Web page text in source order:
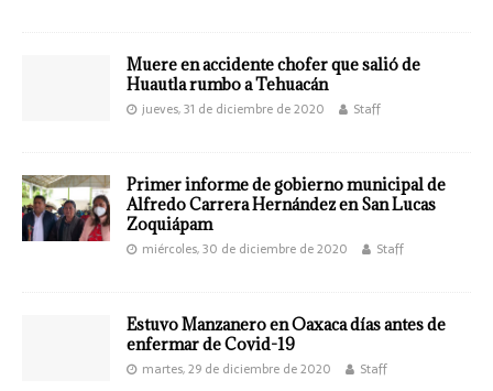
Muere en accidente chofer que salió de
Huautla rumbo a Tehuacán
jueves, 31 de diciembre de 2020 Staff
Primer informe de gobierno municipal de
Alfredo Carrera Hernández en San Lucas
Zoquiápam
miércoles, 30 de diciembre de 2020 Staff
Estuvo Manzanero en Oaxaca días antes de
enfermar de Covid-19
martes, 29 de diciembre de 2020 Staff